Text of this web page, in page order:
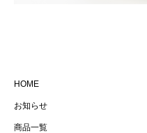
HOME
お知らせ
商品一覧